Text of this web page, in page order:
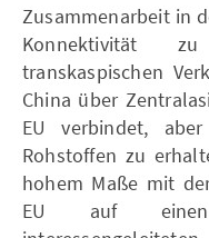
Zusammenarbeit in
Konnektivität
transkaspischen
China über
EU verbindet,
Rohstoffen zu
hohem Maße mit
EU auf einen